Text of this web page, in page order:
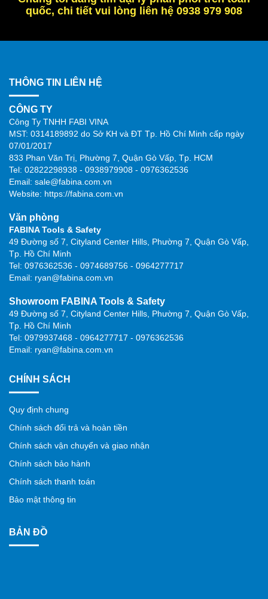
quốc, chi tiết vui lòng liên hệ 0938 979 908
THÔNG TIN LIÊN HỆ
CÔNG TY
Công Ty TNHH FABI VINA
MST: 0314189892 do Sở KH và ĐT Tp. Hồ Chí Minh cấp ngày
07/01/2017
833 Phan Văn Trị, Phường 7, Quận Gò Vấp, Tp. HCM
Tel: 02822298938 - 0938979908 - 0976362536
Email: sale@fabina.com.vn
Website: https://fabina.com.vn
Văn phòng
FABINA Tools & Safety
49 Đường số 7, Cityland Center Hills, Phường 7, Quận Gò Vấp,
Tp. Hồ Chí Minh
Tel: 0976362536 - 0974689756 - 0964277717
Email: ryan@fabina.com.vn
Showroom FABINA Tools & Safety
49 Đường số 7, Cityland Center Hills, Phường 7, Quận Gò Vấp,
Tp. Hồ Chí Minh
Tel: 0979937468 - 0964277717 - 0976362536
Email: ryan@fabina.com.vn
CHÍNH SÁCH
Quy định chung
Chính sách đổi trả và hoàn tiền
Chính sách vận chuyển và giao nhận
Chính sách bảo hành
Chính sách thanh toán
Bảo mật thông tin
BẢN ĐỒ